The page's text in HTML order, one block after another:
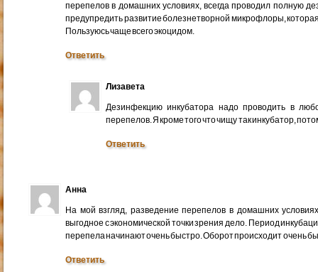
перепелов в домашних условиях, всегда проводил полную
предупредить развитие болезнетворной микрофлоры,
Пользуюсь чаще всего экоцидом.
Ответить
Лизавета
Дезинфекцию инкубатора надо проводить в
перепелов. Я кроме того что чищу так инкубатор,
Ответить
Анна
На мой взгляд, разведение перепелов в домашних
выгодное с экономической точки зрения дело. Период
перепела начинают очень быстро. Оборот происходит очень
Ответить